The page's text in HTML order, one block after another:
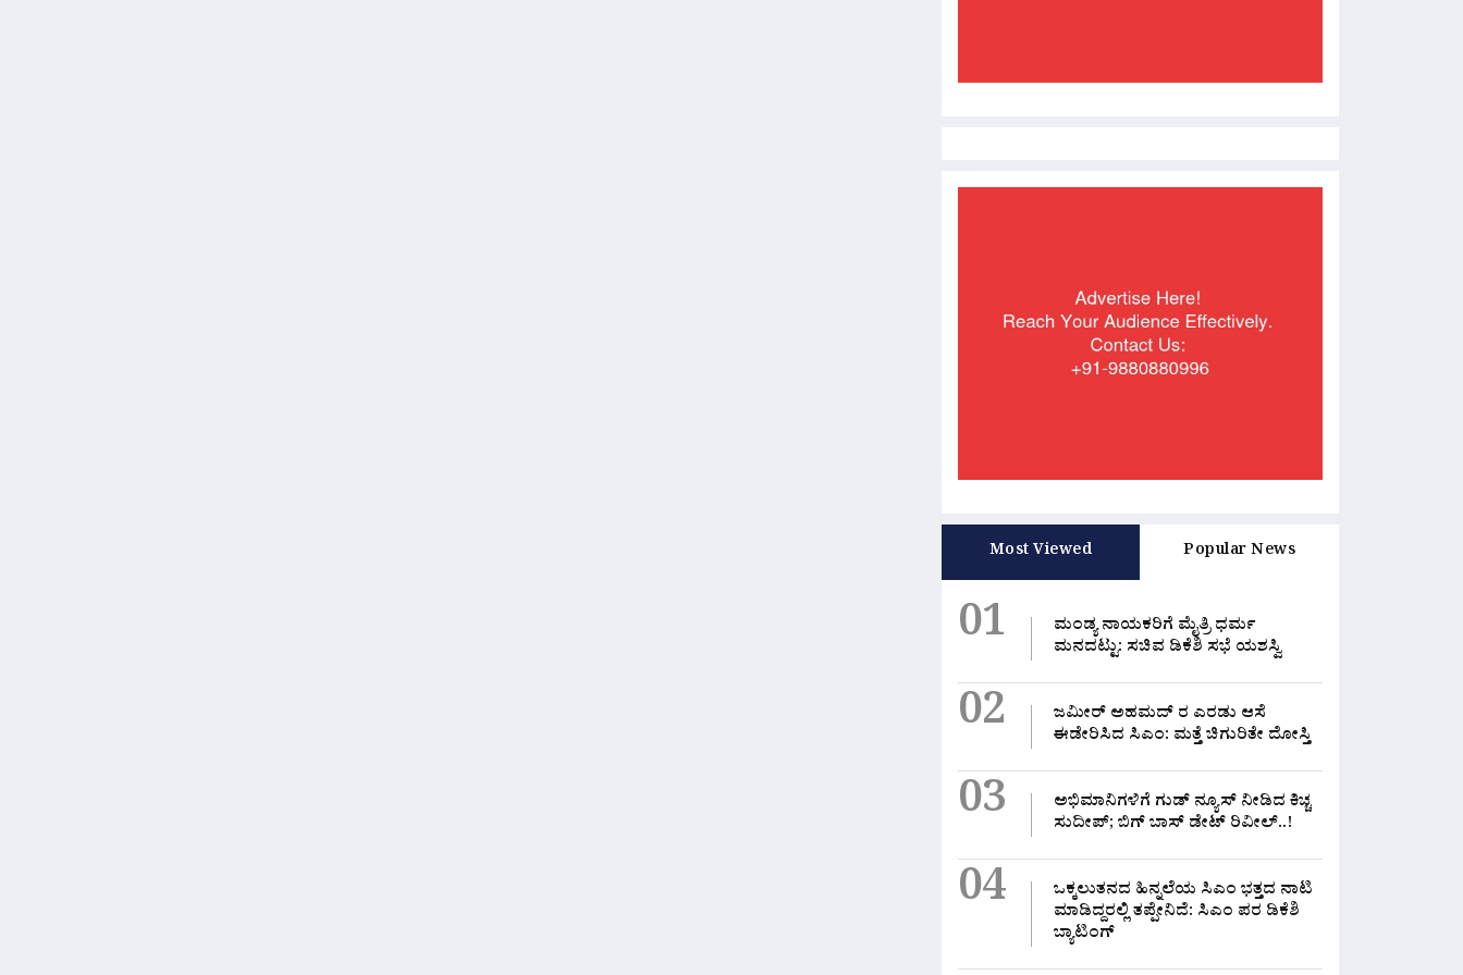
Most Viewed Popular News
01
ಮಂಡ್ಯ ನಾಯಕರಿಗೆ ಮೈತ್ರಿ ಧರ್ಮ
ಮನದಟ್ಟು: ಸಚಿವ ಡಿಕೆಶಿ ಸಭೆ ಯಶಸ್ವಿ
02
ಜಮೀರ್ ಅಹಮದ್ ರ ಎರಡು ಆಸೆ
ಈಡೇರಿಸಿದ ಸಿಎಂ: ಮತ್ತೆ ಚಿಗುರಿತೇ ದೋಸ್ತಿ
03
ಅಭಿಮಾನಿಗಳಿಗೆ ಗುಡ್ ನ್ಯೂಸ್ ನೀಡಿದ ಕಿಚ್ಚ
ಸುದೀಪ್; ಬಿಗ್ ಬಾಸ್ ಡೇಟ್ ರಿವೀಲ್..!
04
ಒಕ್ಕಲುತನದ ಹಿನ್ನಲೆಯ ಸಿಎಂ ಭತ್ತದ ನಾಟಿ
ಮಾಡಿದ್ದರಲ್ಲಿ‌ ತಪ್ಪೇನಿದೆ: ಸಿಎಂ ಪರ ಡಿಕೆಶಿ
ಬ್ಯಾಟಿಂಗ್